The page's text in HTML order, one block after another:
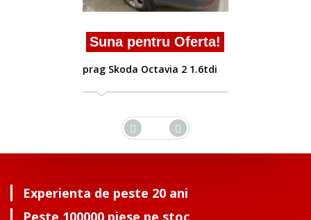
Experienta de peste 20 ani